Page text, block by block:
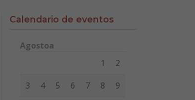
Calendario de eventos
Agostoa
Miércoles Jueves
1 2
3 4 5 6 7 8 9